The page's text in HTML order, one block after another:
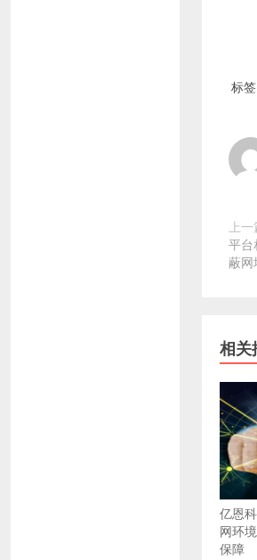
标签
上
平台
蔽网
相关
亿恩
网环
保障